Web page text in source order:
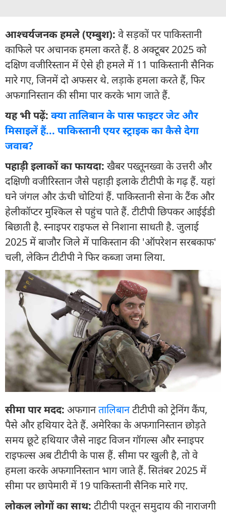
आश्चर्यजनक हमले (एम्बुश): वे सड़कों पर पाकिस्तानी
काफिले पर अचानक हमला करते हैं. 8 अक्टूबर 2025 को
दक्षिण वजीरिस्तान में ऐसे ही हमले में 11 पाकिस्तानी सैनिक
मारे गए, जिनमें दो अफसर थे. लड़ाके हमला करते हैं, फिर
अफगानिस्तान की सीमा पार करके भाग जाते हैं.
यह भी पढ़ें: क्या तालिबान के पास फाइटर जेट और
मिसाइलें हैं... पाकिस्तानी एयर स्ट्राइक का कैसे देगा
जवाब?
पहाड़ी इलाकों का फायदा: खैबर पख्तूनख्वा के उत्तरी और
दक्षिणी वजीरिस्तान जैसे पहाड़ी इलाके टीटीपी के गढ़ हैं. यहां
घने जंगल और ऊंची चोटियां हैं. पाकिस्तानी सेना के टैंक और
हेलीकॉप्टर मुश्किल से पहुंच पाते हैं. टीटीपी छिपकर आईईडी
बिछाती है. स्नाइपर राइफल से निशाना साधती है. जुलाई
2025 में बाजौर जिले में पाकिस्तान की 'ऑपरेशन सरबकाफ'
चली, लेकिन टीटीपी ने फिर कब्जा जमा लिया.
सीमा पार मदद: अफगानतालिबानटीटीपी को ट्रेनिंग कैंप,
पैसे और हथियार देते हैं. अमेरिका के अफगानिस्तान छोड़ते
समय छूटे हथियार जैसे नाइट विजन गॉगल्स और स्नाइपर
राइफल्स अब टीटीपी के पास हैं. सीमा पर खुली है, तो वे
हमला करके अफगानिस्तान भाग जाते हैं. सितंबर 2025 में
सीमा पर छापेमारी में 19 पाकिस्तानी सैनिक मारे गए.
लोकल लोगों का साथ: टीटीपी पश्तून समुदाय की नाराजगी